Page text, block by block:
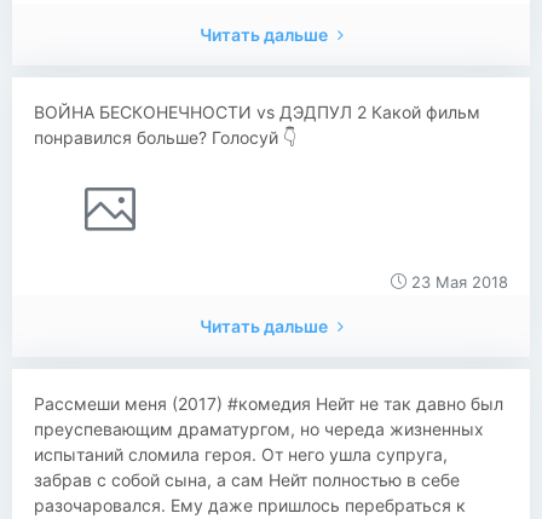
Читать дальше
ВОЙНА БЕСКОНЕЧНОСТИ vs ДЭДПУЛ 2 Какой фильм
понравился больше? Голосуй 👇
23 Мая 2018
Читать дальше
​​​​Рассмеши меня (2017) #комедия Нейт не так давно был
преуспевающим драматургом, но череда жизненных
испытаний сломила героя. От него ушла супруга,
забрав с собой сына, а сам Нейт полностью в себе
разочаровался. Ему даже пришлось перебраться к